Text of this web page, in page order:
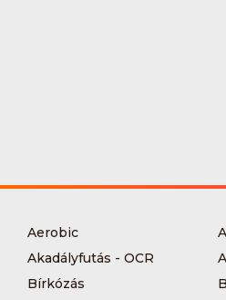
Aerobic
Akadályfutás - OCR
Bírkózás